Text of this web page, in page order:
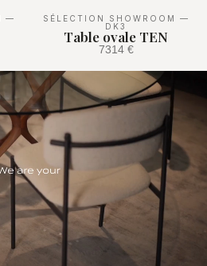
—
SÉLECTION SHOWROOM
—
DK3
Table ovale TEN
7314 €